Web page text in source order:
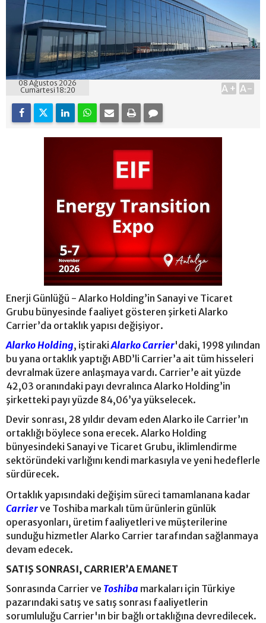
08 Ağustos 2026
Cumartesi 18:20
A+ A-
Enerji Günlüğü - Alarko Holding’in Sanayi ve Ticaret
Grubu bünyesinde faaliyet gösteren şirketi Alarko
Carrier’da ortaklık yapısı değişiyor.
Alarko Holding, iştirakiAlarko Carrier'daki, 1998 yılından
bu yana ortaklık yaptığı ABD’li Carrier’a ait tüm hisseleri
devralmak üzere anlaşmaya vardı. Carrier’e ait yüzde
42,03 oranındaki payı devralınca Alarko Holding’in
şirketteki payı yüzde 84,06’ya yükselecek.
Devir sonrası, 28 yıldır devam eden Alarko ile Carrier’ın
ortaklığı böylece sona erecek. Alarko Holding
bünyesindeki Sanayi ve Ticaret Grubu, iklimlendirme
sektöründeki varlığını kendi markasıyla ve yeni hedeflerle
sürdürecek.
Ortaklık yapısındaki değişim süreci tamamlanana kadar
Carrierve Toshiba markalı tüm ürünlerin günlük
operasyonları, üretim faaliyetleri ve müşterilerine
sunduğu hizmetler Alarko Carrier tarafından sağlanmaya
devam edecek.
SATIŞ SONRASI, CARRIER’A EMANET
Sonrasında Carrier ve Toshiba markaları için Türkiye
pazarındaki satış ve satış sonrası faaliyetlerin
sorumluluğu Carrier'ın bir bağlı ortaklığına devredilecek.